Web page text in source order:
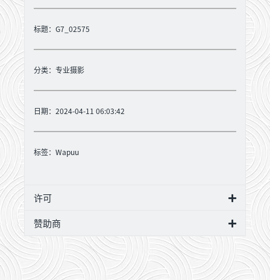
标题：G7_02575
分类： 专业摄影
日期：2024-04-11 06:03:42
标签： Wapuu
许可
赞助商